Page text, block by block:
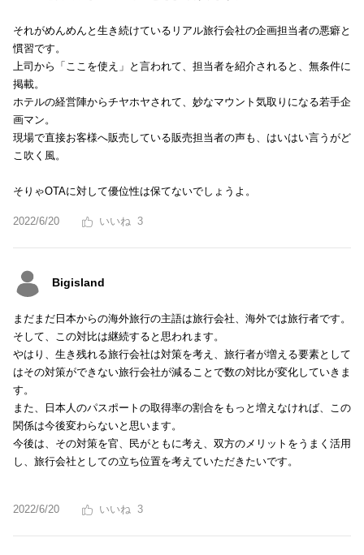
それがめんめんと生き続けているリアル旅行会社の企画担当者の悪癖と
慣習です。
上司から「ここを使え」と言われて、担当者を紹介されると、無条件に
掲載。
ホテルの経営陣からチヤホヤされて、妙なマウント気取りになる若手企
画マン。
現場で直接お客様へ販売している販売担当者の声も、はいはい言うがど
こ吹く風。
そりゃOTAに対して優位性は保てないでしょうよ。
2022/6/20 3
Bigisland
まだまだ日本からの海外旅行の主語は旅行会社、海外では旅行者です。
そして、この対比は継続すると思われます。
やはり、生き残れる旅行会社は対策を考え、旅行者が増える要素として
はその対策ができない旅行会社が減ることで数の対比が変化していきま
す。
また、日本人のパスポートの取得率の割合をもっと増えなければ、この
関係は今後変わらないと思います。
今後は、その対策を官、民がともに考え、双方のメリットをうまく活用
し、旅行会社としての立ち位置を考えていただきたいです。
2022/6/20 3